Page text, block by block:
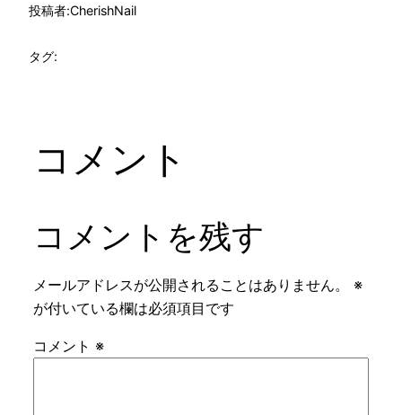
投稿者:CherishNail
タグ:
コメント
コメントを残す
メールアドレスが公開されることはありません。
※
が付いている欄は必須項目です
コメント ※